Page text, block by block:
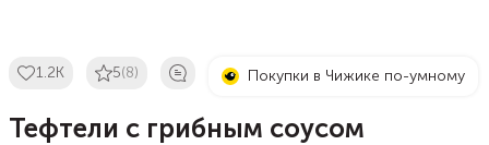
1.2K 5(8) Покупки в Чижике по-умному
Тефтели с грибным соусом